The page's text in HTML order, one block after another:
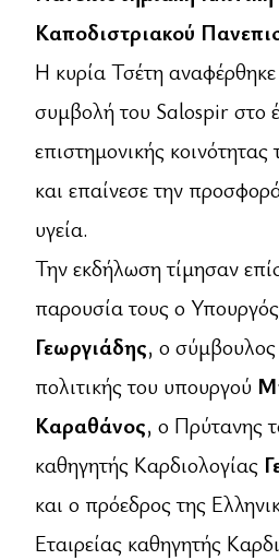
Καποδιστριακού
Η κυρία Τσέτη
συμβολή του Salospir στο
επιστημονικής
και επαίνεσε την
υγεία.
Την εκδήλωση τίμησαν
παρουσία τους ο
Γεωργιάδης, ο
πολιτικής του υπουργού
Καραθάνος, ο Πρύτανης
καθηγητής Καρδιολογίας
και ο πρόεδρος της
Εταιρείας καθηγητής